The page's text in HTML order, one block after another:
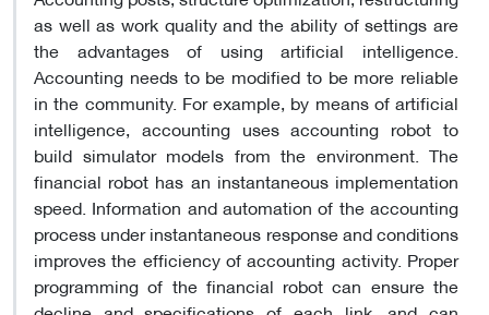
as well as work quality and the ability of settings are
the advantages of using artificial intelligence.
Accounting needs to be modified to be more reliable
in the community. For example, by means of artificial
intelligence, accounting uses accounting robot to
build simulator models from the environment. The
financial robot has an instantaneous implementation
speed. Information and automation of the accounting
process under instantaneous response and conditions
improves the efficiency of accounting activity. Proper
programming of the financial robot can ensure the